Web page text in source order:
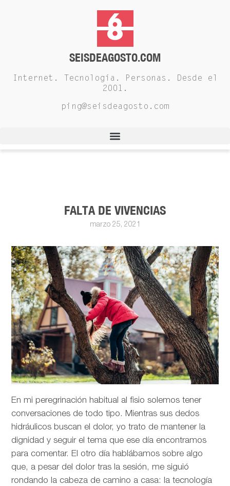
SEISDEAGOSTO.COM
Internet. Tecnología. Personas. Desde el
2001.
ping@seisdeagosto.com
FALTA DE VIVENCIAS
marzo 25, 2021
En mi peregrinación habitual al fisio solemos tener
conversaciones de todo tipo. Mientras sus dedos
hidráulicos buscan el dolor, yo trato de mantener la
dignidad y seguir el tema que ese día encontramos
para comentar. El otro día hablábamos sobre algo
que, a pesar del dolor tras la sesión, me siguió
rondando la cabeza de camino a casa: la tecnología